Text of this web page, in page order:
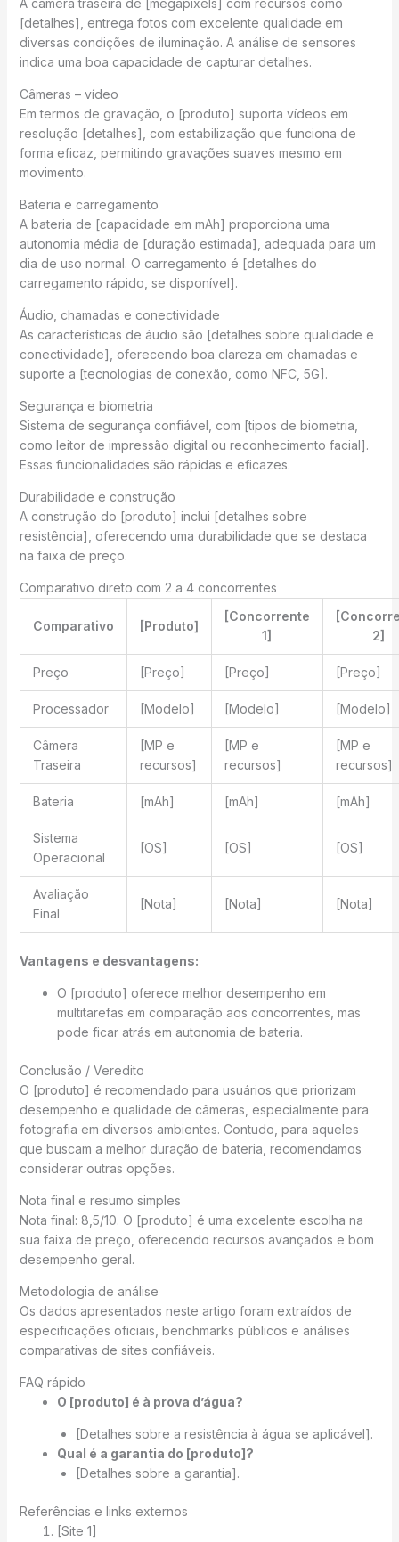
A câmera traseira de [megapixels] com recursos como
[detalhes], entrega fotos com excelente qualidade em
diversas condições de iluminação. A análise de sensores
indica uma boa capacidade de capturar detalhes.
Câmeras – vídeo
Em termos de gravação, o [produto] suporta vídeos em
resolução [detalhes], com estabilização que funciona de
forma eficaz, permitindo gravações suaves mesmo em
movimento.
Bateria e carregamento
A bateria de [capacidade em mAh] proporciona uma
autonomia média de [duração estimada], adequada para um
dia de uso normal. O carregamento é [detalhes do
carregamento rápido, se disponível].
Áudio, chamadas e conectividade
As características de áudio são [detalhes sobre qualidade e
conectividade], oferecendo boa clareza em chamadas e
suporte a [tecnologias de conexão, como NFC, 5G].
Segurança e biometria
Sistema de segurança confiável, com [tipos de biometria,
como leitor de impressão digital ou reconhecimento facial].
Essas funcionalidades são rápidas e eficazes.
Durabilidade e construção
A construção do [produto] inclui [detalhes sobre
resistência], oferecendo uma durabilidade que se destaca
na faixa de preço.
Comparativo direto com 2 a 4 concorrentes
Comparativo [Produto]
[Concorrente
1]
2]
Preço [Preço] [Preço] [Preço]
Processador [Modelo] [Modelo] [Modelo]
Câmera
Traseira
[MP e
recursos]
[MP e
recursos]
[MP e
recursos]
Bateria [mAh] [mAh] [mAh]
Sistema
Operacional
[OS] [OS] [OS]
Avaliação
Final
[Nota] [Nota] [Nota]
Vantagens e desvantagens:
O [produto] oferece melhor desempenho em
multitarefas em comparação aos concorrentes, mas
pode ficar atrás em autonomia de bateria.
Conclusão / Veredito
O [produto] é recomendado para usuários que priorizam
desempenho e qualidade de câmeras, especialmente para
fotografia em diversos ambientes. Contudo, para aqueles
que buscam a melhor duração de bateria, recomendamos
considerar outras opções.
Nota final e resumo simples
Nota final: 8,5/10. O [produto] é uma excelente escolha na
sua faixa de preço, oferecendo recursos avançados e bom
desempenho geral.
Metodologia de análise
Os dados apresentados neste artigo foram extraídos de
especificações oficiais, benchmarks públicos e análises
comparativas de sites confiáveis.
FAQ rápido
O [produto] é à prova d’água?
[Detalhes sobre a resistência à água se aplicável].
Qual é a garantia do [produto]?
[Detalhes sobre a garantia].
Referências e links externos
[Site 1]